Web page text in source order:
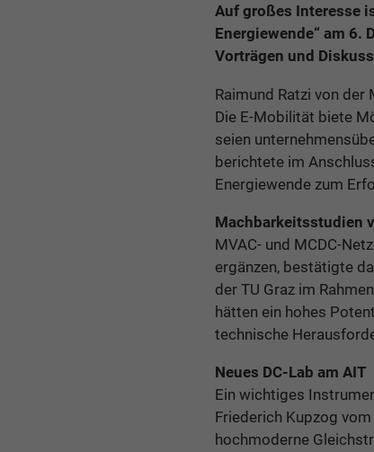
Auf großes Interesse
Energiewende“ am 6.
Vorträgen und
Raimund Ratzi von
Die E-Mobilität biete
seien
berichtete im
Energiewende zum
Machbarkeitsstudien
MVAC- und MCDC-
ergänzen, bestätigte
der TU Graz im
hätten ein hohes
technische
Neues DC-Lab am AIT
Ein wichtiges
Friederich Kupzog
hochmoderne